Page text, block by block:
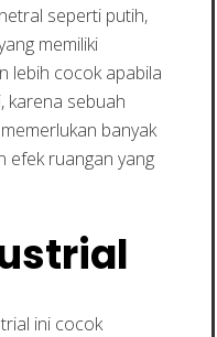
seperti putih,
memiliki
lebih cocok apabila
karena sebuah
banyak
efek ruangan yang
ini cocok